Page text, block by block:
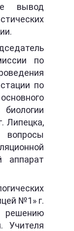
вывод
по
по
Липецка,
аппарат
№1» г.
решению
Учителя